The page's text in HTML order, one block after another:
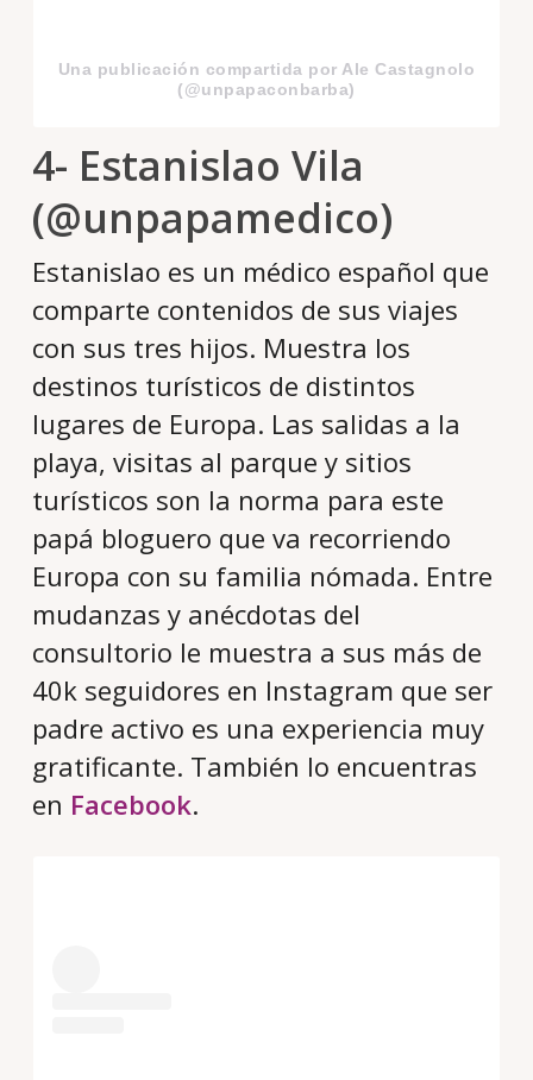
Una publicación compartida por Ale Castagnolo
(@unpapaconbarba)
4- Estanislao Vila
(@unpapamedico)
Estanislao es un médico español que
comparte contenidos de sus viajes
con sus tres hijos. Muestra los
destinos turísticos de distintos
lugares de Europa. Las salidas a la
playa, visitas al parque y sitios
turísticos son la norma para este
papá bloguero que va recorriendo
Europa con su familia nómada. Entre
mudanzas y anécdotas del
consultorio le muestra a sus más de
40k seguidores en Instagram que ser
padre activo es una experiencia muy
gratificante. También lo encuentras
en Facebook.